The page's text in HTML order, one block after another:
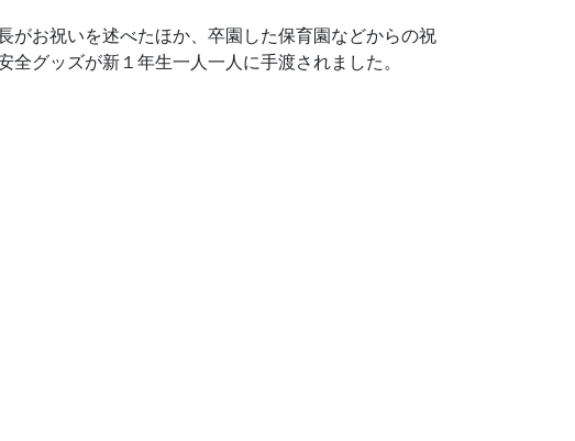
がお祝いを述べたほか、卒園した保育園などからの祝
グッズが新１年生一人一人に手渡されました。